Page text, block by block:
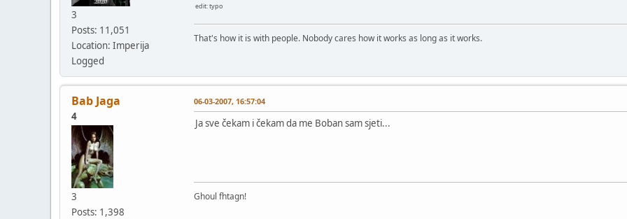
3
Posts: 11,051
Location: Imperija
Logged
edit: typo
That's how it is with people. Nobody cares how it works as long as it works.
Bab Jaga
4
3
Posts: 1,398
06-03-2007, 16:57:04
Ja sve čekam i čekam da me Boban sam sjeti...
Ghoul fhtagn!